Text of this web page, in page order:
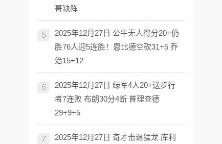
哥缺阵
5
2025年12月27日 公牛无人得分20+仍
胜76人迎5连胜！恩比德空砍31+5 乔
治15+12
6
2025年12月27日 绿军4人20+送步行
者7连败 布朗30分4断 普理查德
29+9+5
7
2025年12月27日 奇才击退猛龙 库利